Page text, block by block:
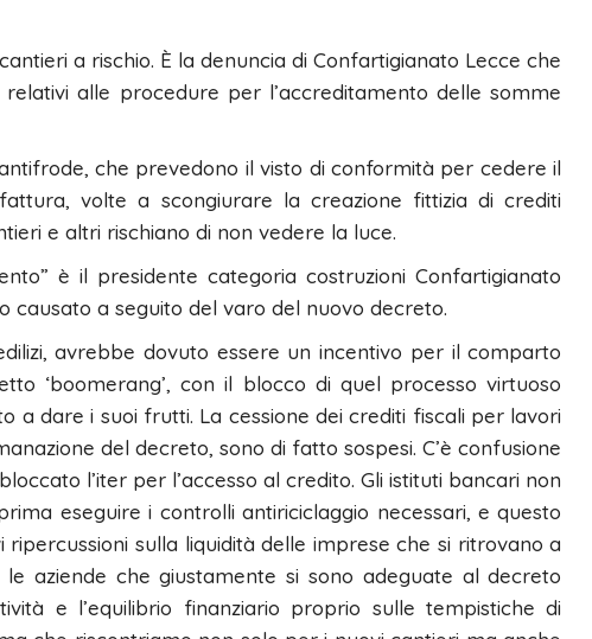
a rischio. È la denuncia di Confartigianato Lecce che
alle procedure per l’accreditamento delle somme
che prevedono il visto di conformità per cedere il
volte a scongiurare la creazione fittizia di crediti
e altri rischiano di non vedere la luce.
è il presidente categoria costruzioni Confartigianato
causato a seguito del varo del nuovo decreto.
avrebbe dovuto essere un incentivo per il comparto
‘boomerang’, con il blocco di quel processo virtuoso
a dare i suoi frutti. La cessione dei crediti fiscali per lavori
del decreto, sono di fatto sospesi. C’è confusione
l’iter per l’accesso al credito. Gli istituti bancari non
eseguire i controlli antiriciclaggio necessari, e questo
sulla liquidità delle imprese che si ritrovano a
aziende che giustamente si sono adeguate al decreto
e l’equilibrio finanziario proprio sulle tempistiche di